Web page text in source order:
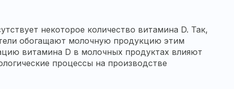
некоторое количество витамина D. Так,
обогащают молочную продукцию этим
витамина D в молочных продуктах влияют
процессы на производстве